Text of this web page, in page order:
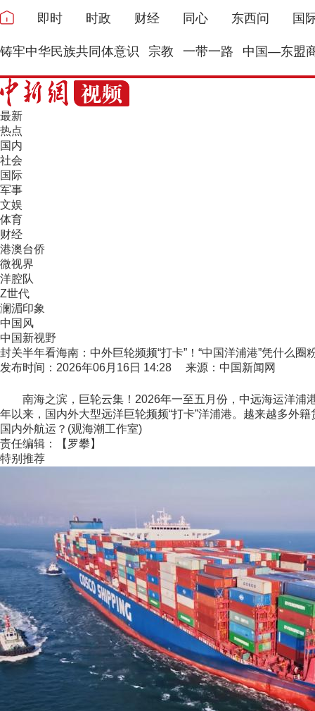
即时 时政 财经 同心 东西问 国
铸牢中华民族共同体意识 宗教 一带一路 中国—东盟
最新
热点
国内
社会
国际
军事
文娱
体育
财经
港澳台侨
微视界
洋腔队
Z世代
澜湄印象
中国风
中国新视野
封关半年看海南：中外巨轮频频“打卡”！“中国洋浦港”凭什么圈
发布时间：2026年06月16日 14:28 来源：中国新闻网
南海之滨，巨轮云集！2026年一至五月份，中远海运洋浦
年以来，国内外大型远洋巨轮频频“打卡”洋浦港。越来越多外
国内外航运？(观海潮工作室)
责任编辑：【罗攀】
特别推荐